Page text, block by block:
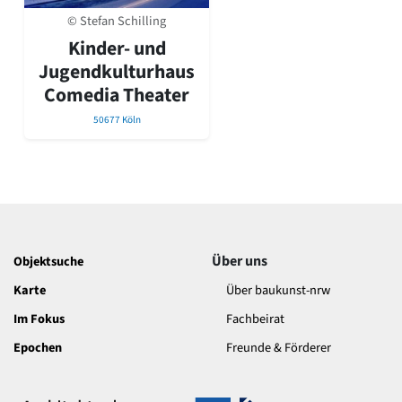
David Chipperfield
Harald Deilmann
Gottfried Böhm
Schneider von Esleben
Peter Behrens
Auszeichnung vorbildlicher Bauten NRW 2020
Big Beautiful Buildings (Großbauten der Nachkriegszeit)
Moderne
Jugendstil
Historismus
Barock
Gotik
© Stefan Schilling
Kinder- und
Jugendkulturhaus
Comedia Theater
50677 Köln
Objektsuche
Karte
Im Fokus
Epochen
Über uns
Über baukunst-nrw
Fachbeirat
Freunde & Förderer